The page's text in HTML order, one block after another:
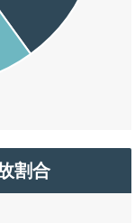
割合